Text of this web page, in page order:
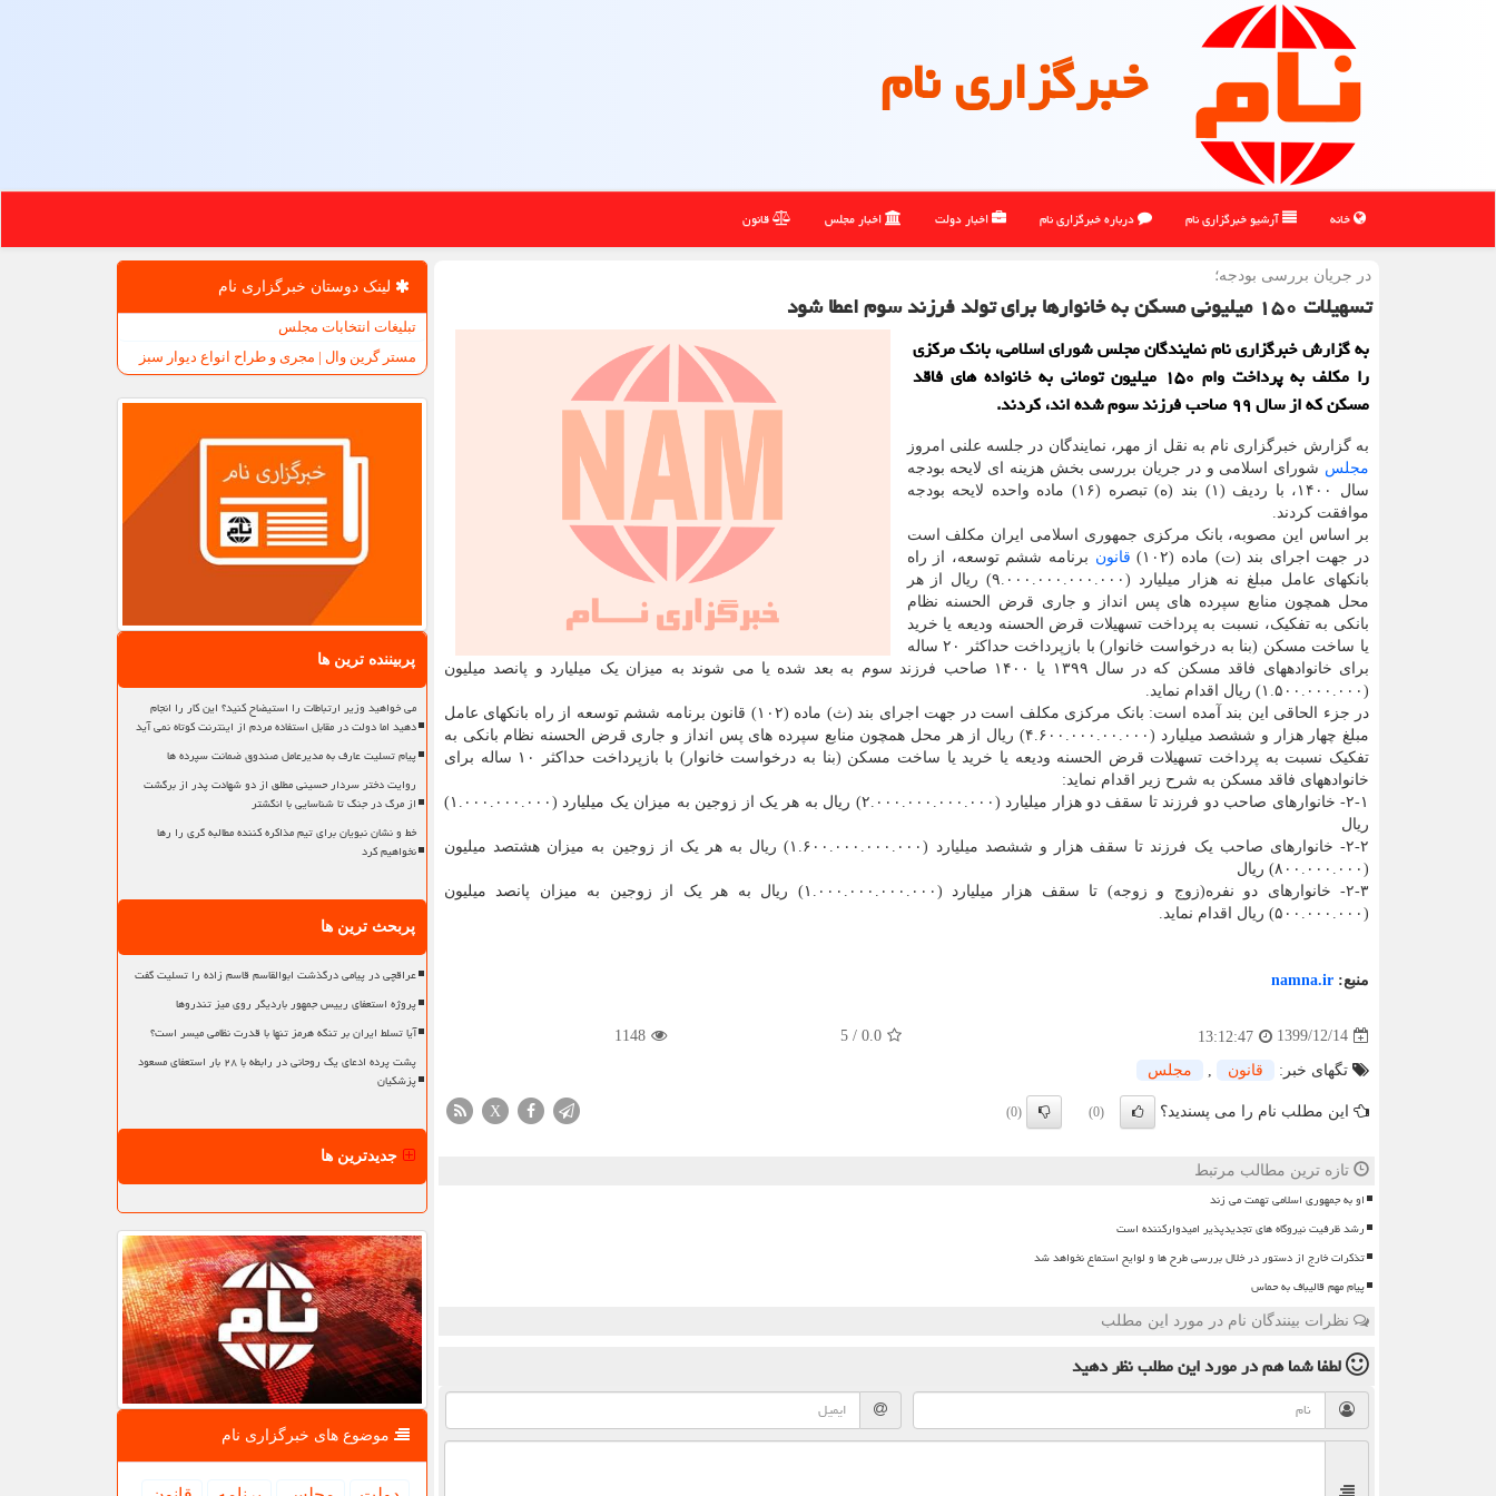
خبرگزاری نام
خانه آرشیو خبرگزاری نام درباره خبرگزاری نام اخبار دولت اخبار مجلس قانون
در جریان بررسی بودجه؛
تسهیلات ۱۵۰ میلیونی مسكن به خانوارها برای تولد فرزند سوم اعطا شود
به گزارش خبرگزاری نام نمایندگان مجلس شورای اسلامی، بانک مرکزی
را مکلف به پرداخت وام ۱۵۰ میلیون تومانی به خانواده های فاقد
مسکن که از سال ۹۹ صاحب فرزند سوم شده اند، کردند.
به گزارش خبرگزاری نام به نقل از مهر، نمایندگان در جلسه علنی امروز
مجلس شورای اسلامی و در جریان بررسی بخش هزینه ای لایحه بودجه
سال ۱۴۰۰، با ردیف (۱) بند (ه) تبصره (۱۶) ماده واحده لایحه بودجه
موافقت کردند.
بر اساس این مصوبه، ­بانک مرکزی جمهوری اسلامی ایران مکلف است
در جهت اجرای بند (ت) ماده (۱۰۲)
قانون برنامه ششم توسعه، از راه
بانکهای عامل مبلغ نه هزار میلیارد (۹.۰۰۰.۰۰۰.۰۰۰.۰۰۰) ریال از هر
محل همچون منابع سپرده های پس انداز و جاری قرض الحسنه نظام
بانکی به تفکیک، نسبت به پرداخت تسهیلات قرض الحسنه ودیعه یا خرید
یا ساخت مسکن (بنا به درخواست خانوار) با بازپرداخت حداکثر ۲۰ ساله
برای خانواده­های فاقد مسکن که در سال ۱۳۹۹ یا ۱۴۰۰ صاحب فرزند سوم به بعد شده یا می شوند به میزان یک میلیارد و پانصد میلیون
(۱.۵۰۰.۰۰۰.۰۰۰) ریال اقدام نماید.
در جزء الحاقی این بند آمده است: بانک مرکزی مکلف است در جهت اجرای بند (ث) ماده (۱۰۲) قانون برنامه ششم توسعه از راه بانکهای عامل
مبلغ چهار هزار و ششصد میلیارد (۴.۶۰۰.۰۰۰.۰۰.۰۰۰) ریال از هر محل همچون منابع سپرده های پس انداز و جاری قرض الحسنه نظام بانکی به
تفکیک نسبت به پرداخت تسهیلات قرض الحسنه ودیعه یا خرید یا ساخت مسکن (بنا به درخواست خانوار) با بازپرداخت حداکثر ۱۰ ساله برای
خانواده­های فاقد مسکن به شرح زیر اقدام نماید:
۲-۱- خانوارهای صاحب دو فرزند تا سقف دو هزار میلیارد (۲.۰۰۰.۰۰۰.۰۰۰.۰۰۰) ریال به هر یک از زوجین به میزان یک میلیارد (۱.۰۰۰.۰۰۰.۰۰۰)
ریال
۲-۲- خانوارهای صاحب یک فرزند تا سقف هزار و ششصد میلیارد (۱.۶۰۰.۰۰۰.۰۰۰.۰۰۰) ریال به هر یک از زوجین به میزان هشتصد میلیون
(۸۰۰.۰۰۰.۰۰۰) ریال
۲-۳- خانوارهای دو نفره(زوج و زوجه) تا سقف هزار میلیارد (۱.۰۰۰.۰۰۰.۰۰۰.۰۰۰) ریال به هر یک از زوجین به میزان پانصد میلیون
(۵۰۰.۰۰۰.۰۰۰) ریال اقدام نماید.
منبع: namna.ir
1399/12/14
13:12:47
0.0
/
5
1148
تگهای خبر: قانون مجلس
این مطلب نام را می پسندید؟ (0)
(0)
X
تازه ترین مطالب مرتبط
او به جمهوری اسلامی تهمت می زند
رشد ظرفیت نیروگاه های تجدیدپذیر امیدوارکننده است
تذکرات خارج از دستور در خلال بررسی طرح ها و لوایح استماع نخواهد شد
پیام مهم قالیباف به حماس
نظرات بینندگان نام در مورد این مطلب
لطفا شما همدر مورد این مطلبنظر دهید
لینک دوستان خبرگزاری نام
تبلیغات انتخابات مجلس
مستر گرین وال | مجری و طراح انواع دیوار سبز
پربیننده ترین ها
می خواهید وزیر ارتباطات را استیضاح کنید؟ این کار را انجام
دهید اما دولت در مقابل استفاده مردم از اینترنت کوتاه نمی آید
پیام تسلیت عارف به مدیرعامل صندوق ضمانت سپرده ها
روایت دختر سردار حسینی مطلق از دو شهادت پدر از برگشت
از مرگ در جنگ تا شناسایی با انگشتر
خط و نشان نبویان برای تیم مذاکره کننده مطالبه گری را رها
نخواهیم کرد
پربحث ترین ها
عراقچی در پیامی درگذشت ابوالقاسم قاسم زاده را تسلیت گفت
پروژه استعفای رییس جمهور باردیگر روی میز تندروها
آیا تسلط ایران بر تنگه هرمز تنها با قدرت نظامی میسر است؟
پشت پرده ادعای یک روحانی در رابطه با ۲۸ بار استعفای مسعود
پزشکیان
جدیدترین ها
موضوع های خبرگزاری نام